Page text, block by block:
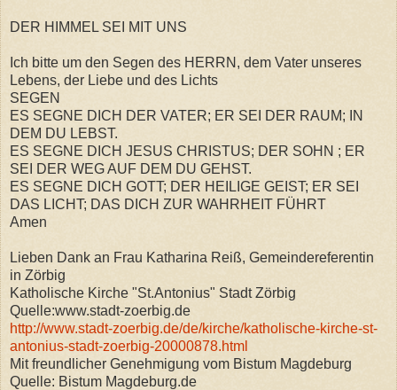
DER HIMMEL SEI MIT UNS
Ich bitte um den Segen des HERRN, dem Vater unseres
Lebens, der Liebe und des Lichts
SEGEN
ES SEGNE DICH DER VATER; ER SEI DER RAUM; IN
DEM DU LEBST.
ES SEGNE DICH JESUS CHRISTUS; DER SOHN ; ER
SEI DER WEG AUF DEM DU GEHST.
ES SEGNE DICH GOTT; DER HEILIGE GEIST; ER SEI
DAS LICHT; DAS DICH ZUR WAHRHEIT FÜHRT
Amen
Lieben Dank an Frau Katharina Reiß, Gemeindereferentin
in Zörbig
Katholische Kirche "St.Antonius" Stadt Zörbig
Quelle:www.stadt-zoerbig.de
http://www.stadt-zoerbig.de/de/kirche/katholische-kirche-st-
antonius-stadt-zoerbig-20000878.html
Mit freundlicher Genehmigung vom Bistum Magdeburg
Quelle: Bistum Magdeburg.de